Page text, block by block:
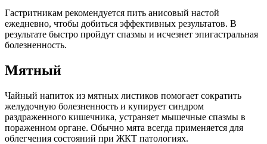
Гастритникам рекомендуется пить анисовый настой
ежедневно, чтобы добиться эффективных результатов. В
результате быстро пройдут спазмы и исчезнет эпигастральная
болезненность.
Мятный
Чайный напиток из мятных листиков помогает сократить
желудочную болезненность и купирует синдром
раздраженного кишечника, устраняет мышечные спазмы в
пораженном органе. Обычно мята всегда применяется для
облегчения состояний при ЖКТ патологиях.